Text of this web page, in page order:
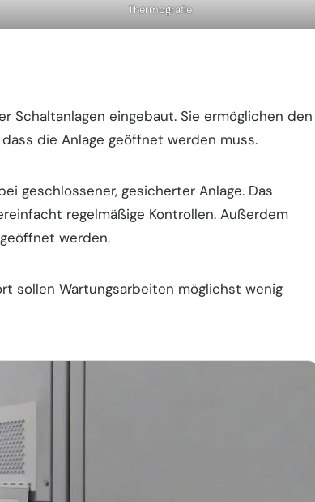
Thermografie
Schaltanlagen eingebaut. Sie ermöglichen den
die Anlage geöffnet werden muss.
geschlossener, gesicherter Anlage. Das
regelmäßige Kontrollen. Außerdem
werden.
sollen Wartungsarbeiten möglichst wenig